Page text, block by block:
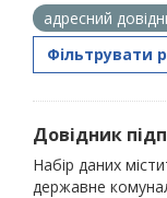
адресний
Фільтрувати
Довідник
Набір даних
державне